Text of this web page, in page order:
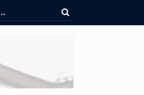
Outdoor Cooling via Its 6kW V2L